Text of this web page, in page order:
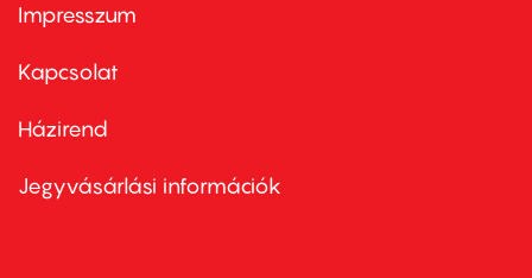
Footer
first
Impresszum
Kapcsolat
Footer
second
Házirend
Jegyvásárlási információk